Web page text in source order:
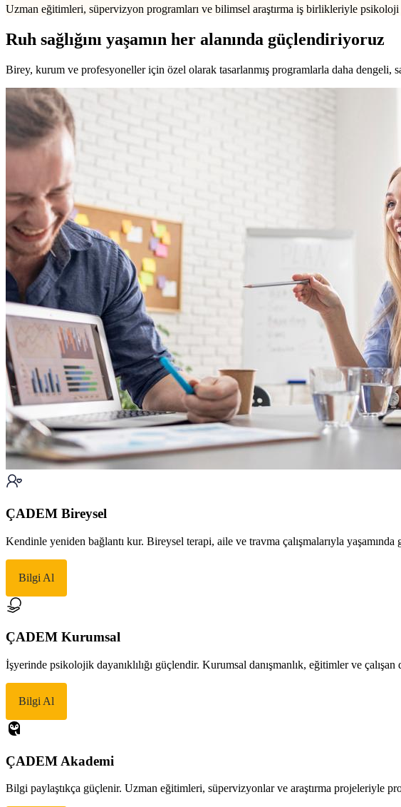
Uzman eğitimleri, süpervizyon programları ve bilimsel araştırma iş birlikleriyle
Ruh sağlığını yaşamın her alanında güçlendiriyoruz
Birey, kurum ve profesyoneller için özel olarak tasarlanmış programlarla daha dengeli,
ÇADEM Bireysel
Kendinle yeniden bağlantı kur. Bireysel terapi, aile ve travma çalışmalarıyla yaşamında
Bilgi Al
ÇADEM Kurumsal
İşyerinde psikolojik dayanıklılığı güçlendir. Kurumsal danışmanlık, eğitimler ve
Bilgi Al
ÇADEM Akademi
Bilgi paylaştıkça güçlenir. Uzman eğitimleri, süpervizyonlar ve araştırma projeleriyle